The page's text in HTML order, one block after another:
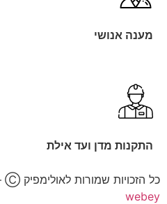
מענה אנושי
התקנות מדן ועד אילת
כל הזכויות שמורות לאולימפיק Ⓒ – האתר נבנה ועוצב ע”י
webey